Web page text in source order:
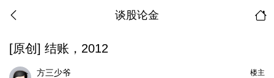
谈股论金
[原创] 结账，2012
楼主
方三少爷